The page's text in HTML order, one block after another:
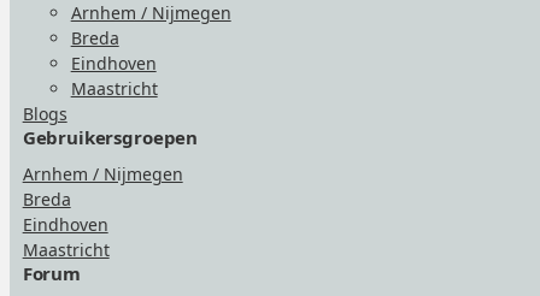
Arnhem / Nijmegen
Breda
Eindhoven
Maastricht
Blogs
Gebruikersgroepen
Arnhem / Nijmegen
Breda
Eindhoven
Maastricht
Forum